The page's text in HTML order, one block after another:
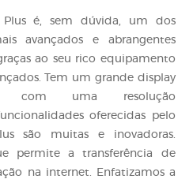
Plus é, sem dúvida, um dos
avançados e abrangentes
ao seu rico equipamento
Tem um grande display
com uma resolução
oferecidas pelo
são muitas e inovadoras.
permite a transferência de
na internet. Enfatizamos a